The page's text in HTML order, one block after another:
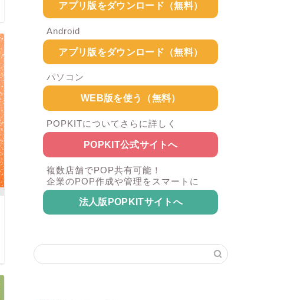
アプリ版をダウンロード（無料）
Android
アプリ版をダウンロード（無料）
パソコン
WEB版を使う（無料）
POPKITについてさらに詳しく
POPKIT公式サイトへ
複数店舗でPOP共有可能！
企業のPOP作成や管理をスマートに
法人版POPKITサイトへ